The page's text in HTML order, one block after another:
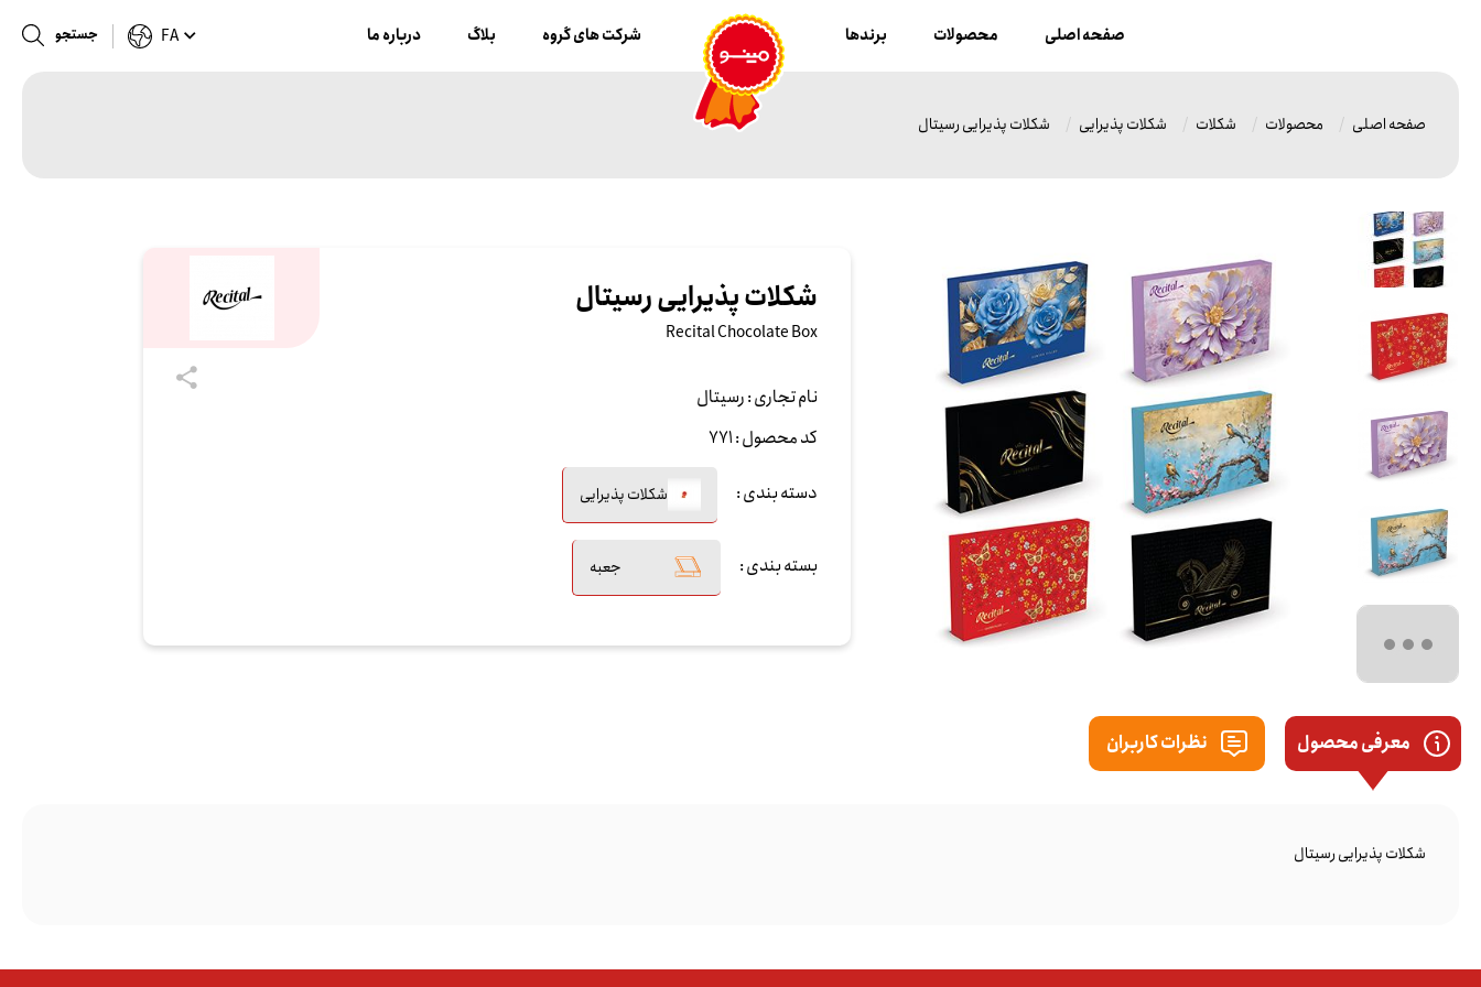
صفحه اصلی محصولات برندها شرکت های گروه بلاگ درباره ما FA جستجو
صفحه اصلی محصولات شکلات شکلات پذیرایی شکلات پذیرایی رسیتال
شکلات پذیرایی رسیتال
Recital Chocolate Box
نام تجاری :رسیتال
کد محصول :771
دسته بندی : شکلات پذیرایی
بسته بندی : جعبه
معرفی محصول نظرات کاربران
شکلات پذیرایی رسیتال